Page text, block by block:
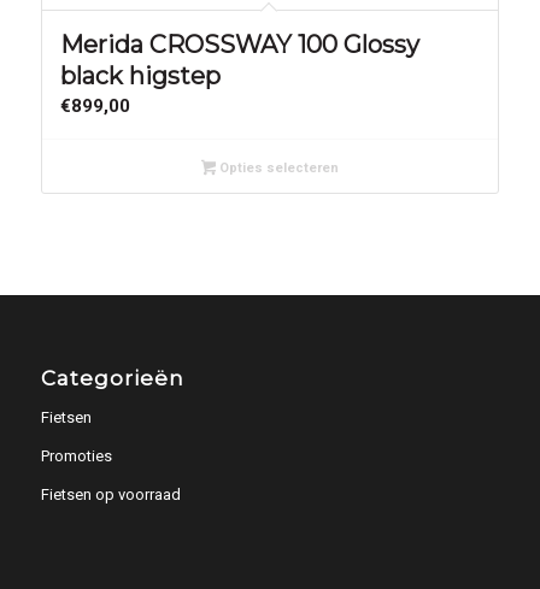
Merida CROSSWAY 100 Glossy
black higstep
€899,00
Opties selecteren
Categorieën
Fietsen
Promoties
Fietsen op voorraad